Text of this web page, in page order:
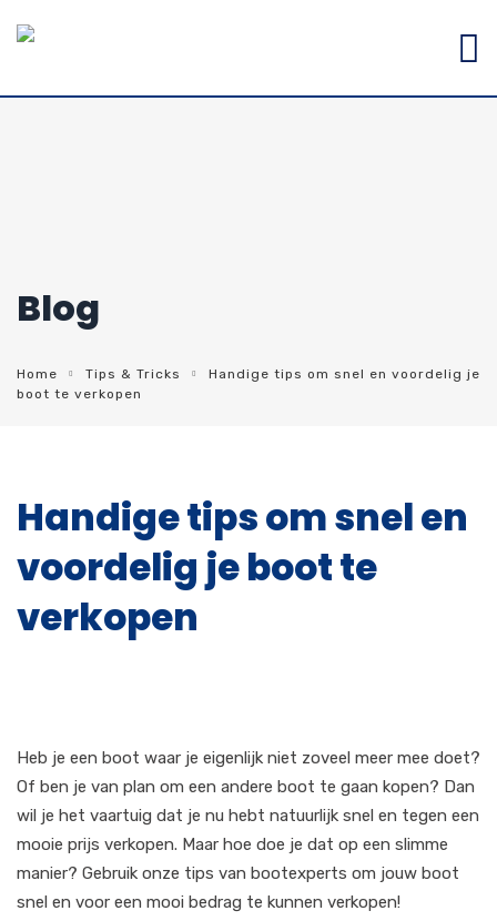
Blog
Home Tips & Tricks
Handige tips om snel en voordelig je
boot te verkopen
Handige tips om snel en
voordelig je boot te
verkopen
Heb je een boot waar je eigenlijk niet zoveel meer mee doet?
Of ben je van plan om een andere boot te gaan kopen? Dan
wil je het vaartuig dat je nu hebt natuurlijk snel en tegen een
mooie prijs verkopen. Maar hoe doe je dat op een slimme
manier? Gebruik onze tips van bootexperts om jouw boot
snel en voor een mooi bedrag te kunnen verkopen!